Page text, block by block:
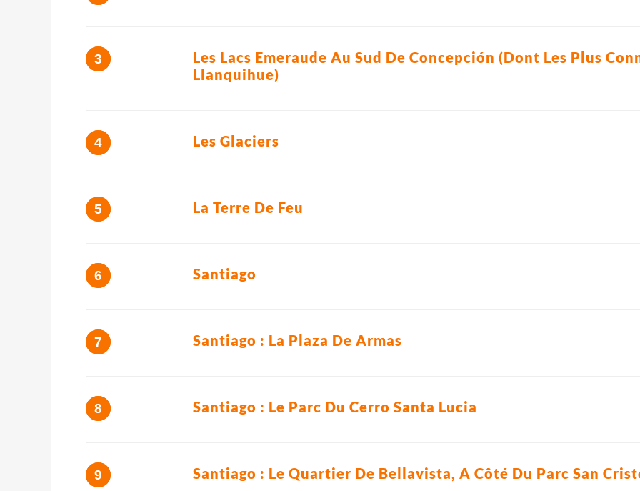
Les Lacs Emeraude Au Sud De Concepción (Dont Les Plus
Llanquihue)
Les Glaciers
La Terre De Feu
Santiago
Santiago : La Plaza De Armas
Santiago : Le Parc Du Cerro Santa Lucia
Santiago : Le Quartier De Bellavista, A Côté Du Parc San